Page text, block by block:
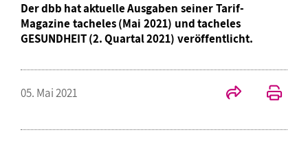
Der dbb hat aktuelle Ausgaben seiner Tarif-
Magazine tacheles (Mai 2021) und tacheles
GESUNDHEIT (2. Quartal 2021) veröffentlicht.
05. Mai 2021